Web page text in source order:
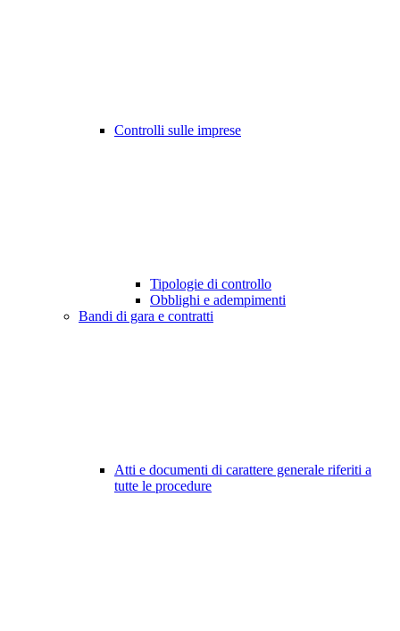
Controlli sulle imprese
Tipologie di controllo
Obblighi e adempimenti
Bandi di gara e contratti
Atti e documenti di carattere generale riferiti a
tutte le procedure